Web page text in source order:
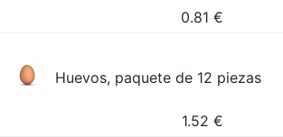
0.81 €
Huevos, paquete de 12 piezas
1.52 €